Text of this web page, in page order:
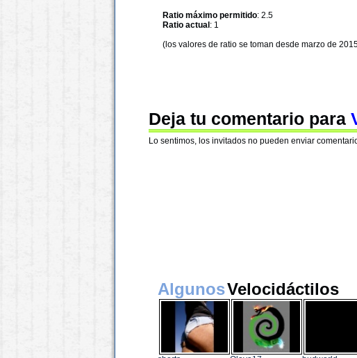
Ratio máximo permitido: 2.5
Ratio actual : 1
(los valores de ratio se toman desde marzo de
Deja tu comentario para
Lo sentimos, los invitados no pueden enviar
AlgunosVelocidáctilos